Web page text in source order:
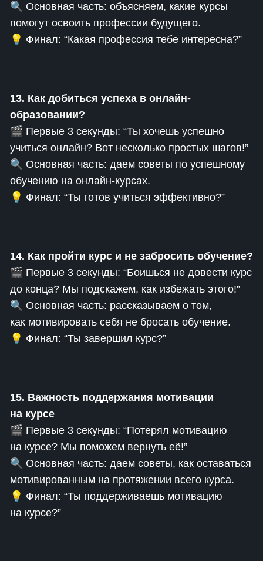
🔍 Основная часть: объясняем, какие курсы
помогут освоить профессии будущего.
💡 Финал: “Какая профессия тебе интересна?”
13. Как добиться успеха в онлайн-
образовании?
🎬 Первые 3 секунды: “Ты хочешь успешно
учиться онлайн? Вот несколько простых шагов!”
🔍 Основная часть: даем советы по успешному
обучению на онлайн-курсах.
💡 Финал: “Ты готов учиться эффективно?”
14. Как пройти курс и не забросить обучение?
🎬 Первые 3 секунды: “Боишься не довести курс
до конца? Мы подскажем, как избежать этого!”
🔍 Основная часть: рассказываем о том,
как мотивировать себя не бросать обучение.
💡 Финал: “Ты завершил курс?”
15. Важность поддержания мотивации
на курсе
🎬 Первые 3 секунды: “Потерял мотивацию
на курсе? Мы поможем вернуть её!”
🔍 Основная часть: даем советы, как оставаться
мотивированным на протяжении всего курса.
💡 Финал: “Ты поддерживаешь мотивацию
на курсе?”